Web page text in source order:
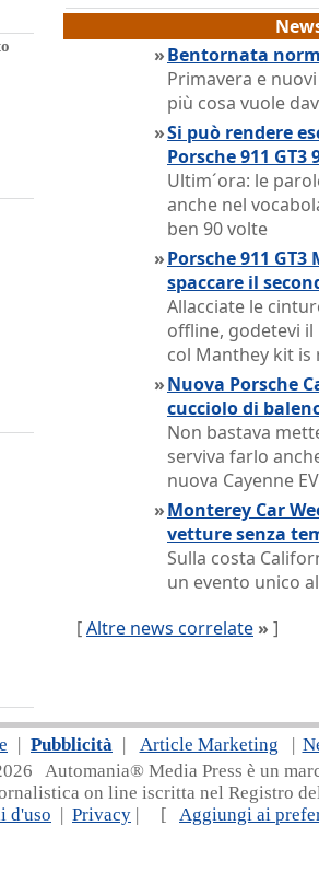
»Bentornata
Primavera e
più cosa vuole
»Si può rendere
Porsche 911 GT3
Ultim´ora: le
anche nel
ben 90 volte
»Porsche 911
spaccare il
Allacciate le
offline, godetevi il
col Manthey kit
»Nuova Porsche
cucciolo di
Non bastava
serviva farlo
nuova Cayenne EV
»Monterey Car
vetture senza
Sulla costa
un evento unico
[Altre news correlate » ]
| Pubblicità | Article Marketing |
26 Automania® Media Press è un
on line iscritta nel Registro
d'uso | Privacy | [ Aggiungi ai